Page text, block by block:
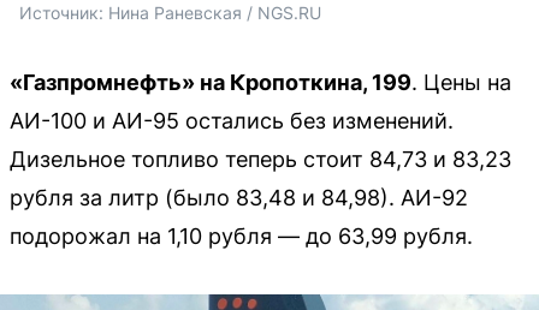
Источник: Нина Раневская / NGS.RU
«Газпромнефть» на Кропоткина, 199. Цены на
АИ-100 и АИ-95 остались без изменений.
Дизельное топливо теперь стоит 84,73 и 83,23
рубля за литр (было 83,48 и 84,98). АИ-92
подорожал на 1,10 рубля — до 63,99 рубля.